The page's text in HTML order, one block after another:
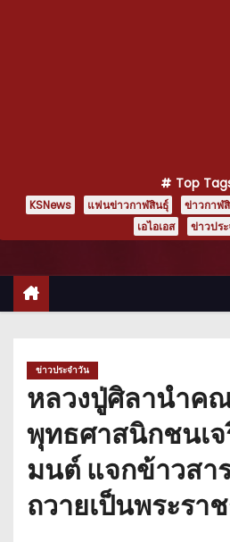
Top
KSNews แฟนข่าวกาฬสินธุ์ ข่าวกาฬ
เอไอเอส
ข่าวปร
ข่าวประจำวัน
หลวงปู่ศิลานำค
พุทธศาสนิกชนเ
มนต์ แจกข้าวสา
ถวายเป็นพระรา